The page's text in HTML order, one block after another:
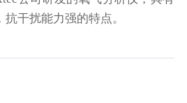
干扰能力强的特点。